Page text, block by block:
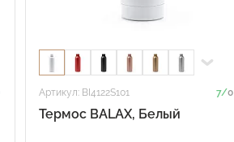
Артикул: BI4122S101 7/0
Термос BALAX, Белый